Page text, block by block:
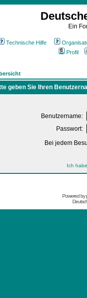
Ein
Technische Hilfe
Profil
geben Sie Ihren
Benutzername:
Passwort:
Bei jedem
Ich
Powered by